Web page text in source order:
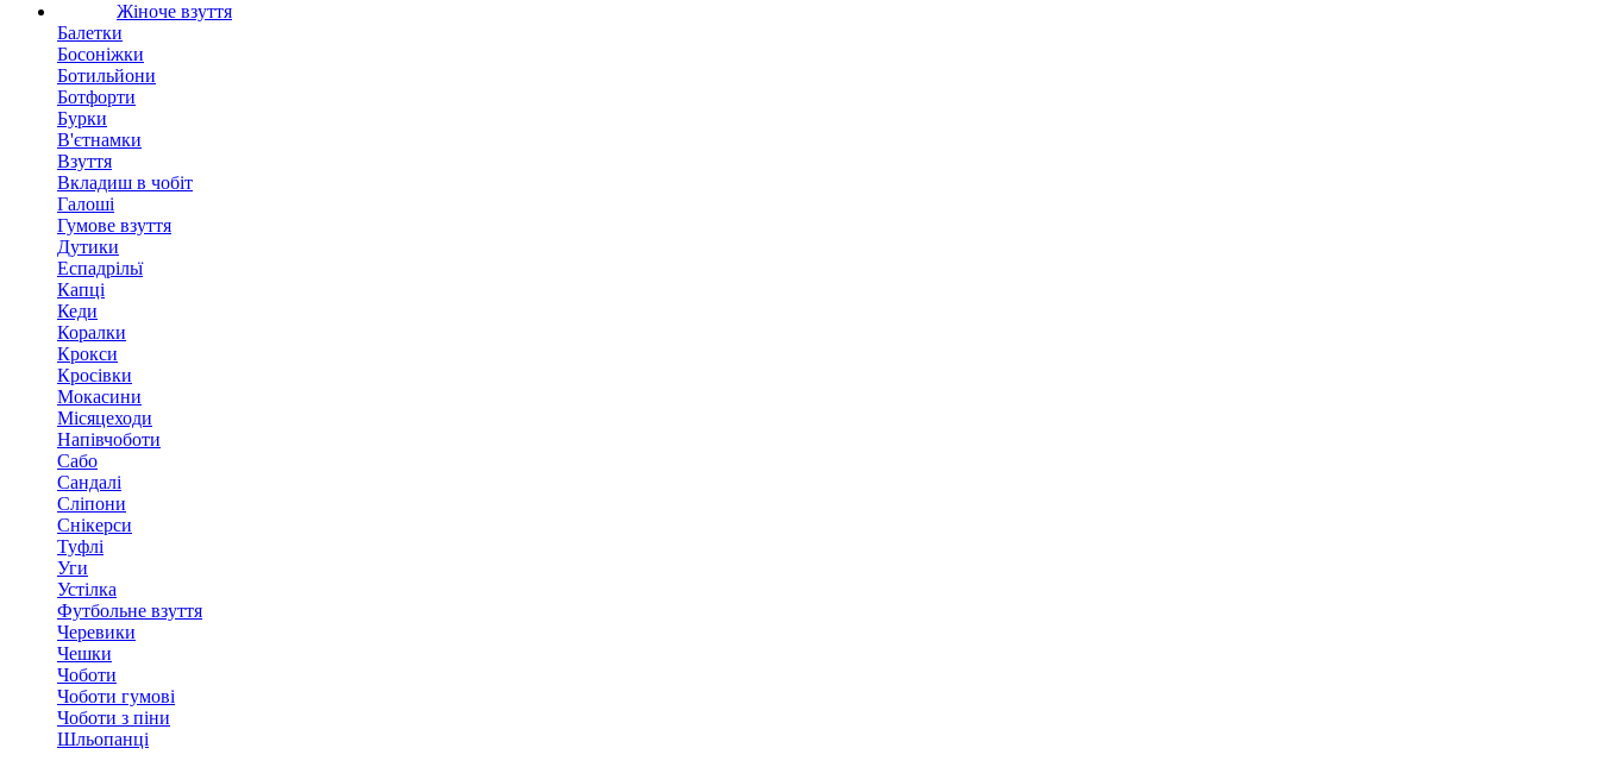
Жіноче взуття
Балетки
Босоніжки
Ботильйони
Ботфорти
Бурки
В'єтнамки
Взуття
Вкладиш в чобіт
Галоші
Гумове взуття
Дутики
Еспадрільї
Капці
Кеди
Коралки
Крокси
Кросівки
Мокасини
Місяцеходи
Напівчоботи
Сабо
Сандалі
Сліпони
Снікерси
Туфлі
Уги
Устілка
Футбольне взуття
Черевики
Чешки
Чоботи
Чоботи гумові
Чоботи з піни
Шльопанці